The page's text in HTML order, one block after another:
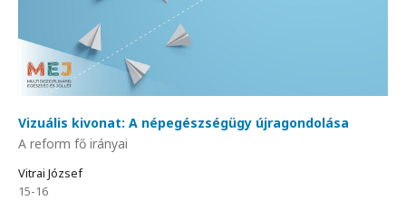
Vizuális kivonat: A népegészségügy újragondolása
A reform fő irányai
Vitrai József
15-16